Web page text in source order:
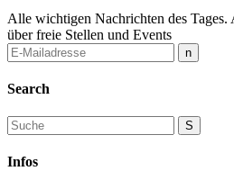
Alle wichtigen Nachrichten des Tages.
über freie Stellen und Events
Search
Infos